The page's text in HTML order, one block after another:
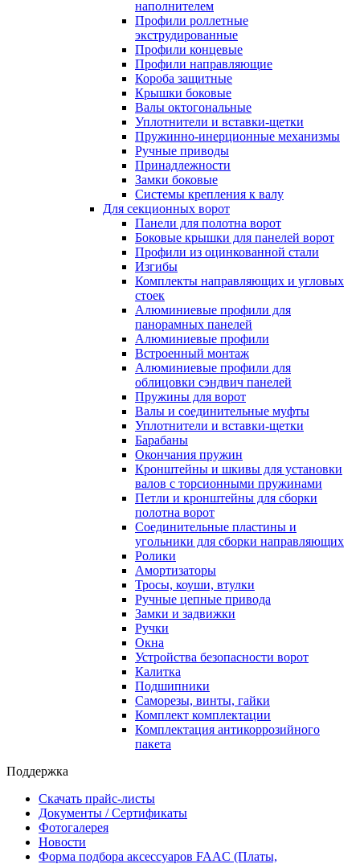
наполнителем
Профили роллетные
экструдированные
Профили концевые
Профили направляющие
Короба защитные
Крышки боковые
Валы октогональные
Уплотнители и вставки-щетки
Пружинно-инерционные механизмы
Ручные приводы
Принадлежности
Замки боковые
Системы крепления к валу
Для секционных ворот
Панели для полотна ворот
Боковые крышки для панелей ворот
Профили из оцинкованной стали
Изгибы
Комплекты направляющих и угловых
стоек
Алюминиевые профили для
панорамных панелей
Алюминиевые профили
Встроенный монтаж
Алюминиевые профили для
облицовки сэндвич панелей
Пружины для ворот
Валы и соединительные муфты
Уплотнители и вставки-щетки
Барабаны
Окончания пружин
Кронштейны и шкивы для установки
валов с торсионными пружинами
Петли и кронштейны для сборки
полотна ворот
Соединительные пластины и
угольники для сборки направляющих
Ролики
Амортизаторы
Тросы, коуши, втулки
Ручные цепные привода
Замки и задвижки
Ручки
Окна
Устройства безопасности ворот
Калитка
Подшипники
Саморезы, винты, гайки
Комплект комплектации
Комплектация антикоррозийного
пакета
Поддержка
Скачать прайс-листы
Документы / Сертификаты
Фотогалерея
Новости
Форма подбора аксессуаров FAAC (Платы,